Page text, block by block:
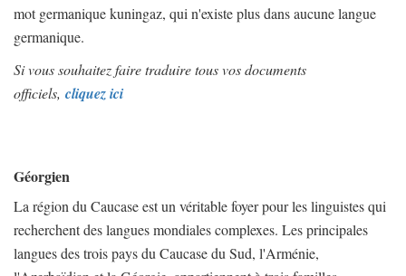
mot germanique kuningaz, qui n'existe plus dans aucune langue
germanique.
Si vous souhaitez faire traduire tous vos documents
officiels, cliquez ici
Géorgien
La région du Caucase est un véritable foyer pour les linguistes qui
recherchent des langues mondiales complexes. Les principales
langues des trois pays du Caucase du Sud, l'Arménie,